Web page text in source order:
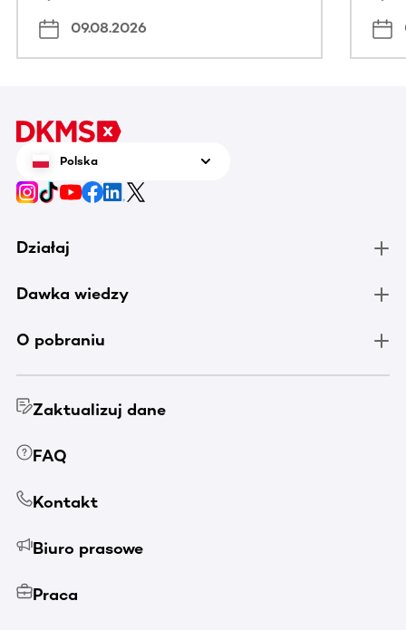
09.08.2026
Polska
Działaj
Dawka wiedzy
O pobraniu
Zaktualizuj dane
FAQ
Kontakt
Biuro prasowe
Praca